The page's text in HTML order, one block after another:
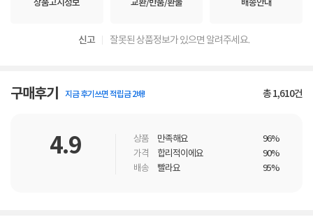
상품고시정보 교환/반품/환불 배송안내
신고 잘못된 상품정보가 있으면 알려주세요.
구매후기 지금 후기쓰면 적립금 2배! 총1,610건
4.9 상품 만족해요
96%
가격
합리적이에요
90%
배송
빨라요 95%